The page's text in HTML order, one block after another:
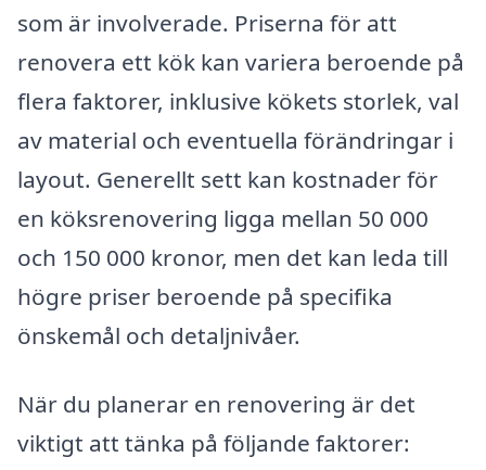
som är involverade. Priserna för att
renovera ett kök kan variera beroende på
flera faktorer, inklusive kökets storlek, val
av material och eventuella förändringar i
layout. Generellt sett kan kostnader för
en köksrenovering ligga mellan 50 000
och 150 000 kronor, men det kan leda till
högre priser beroende på specifika
önskemål och detaljnivåer.
När du planerar en renovering är det
viktigt att tänka på följande faktorer: